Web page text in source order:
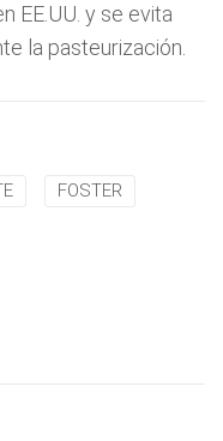
EE.UU. y se evita
la pasteurización.
FOSTER